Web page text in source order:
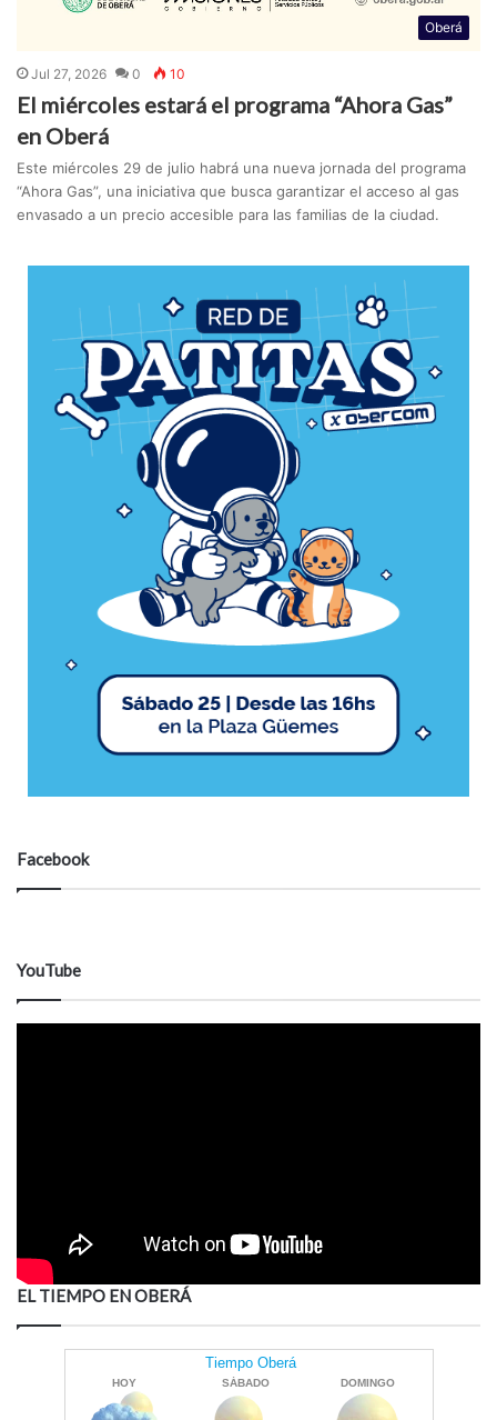
Oberá
Jul 27, 2026 0 10
El miércoles estará el programa “Ahora Gas”
en Oberá
Este miércoles 29 de julio habrá una nueva jornada del programa
“Ahora Gas”, una iniciativa que busca garantizar el acceso al gas
envasado a un precio accesible para las familias de la ciudad.
Facebook
YouTube
EL TIEMPO EN OBERÁ